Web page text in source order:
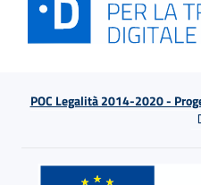
POC Legalità 2014-2020 -